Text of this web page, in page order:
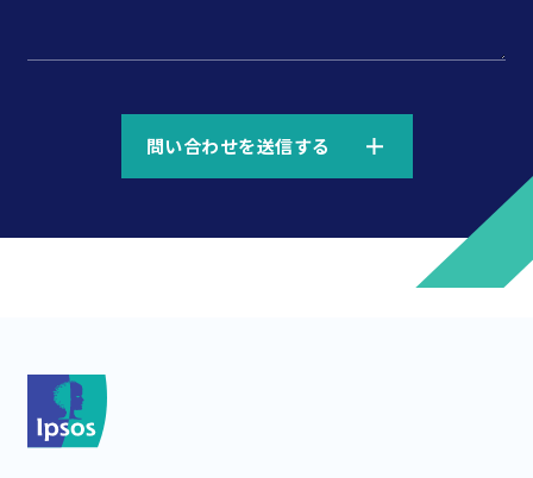
*
問い合わせを送信する